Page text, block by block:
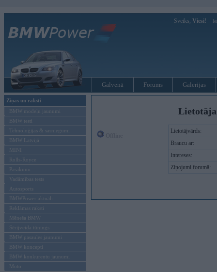
Sveiks, Viesi!
Galvenā Forums Galerijas
Ziņas un raksti
BMW modeļu jaunumi
BMW testi
Tehnoloģijas & sasniegumi
BMW Latvijā
MINI
Rolls-Royce
Pasākumi
Vadāmības tests
Autosports
BMWPower aktuāli
Reklāmas raksti
Mēneša BMW
Sērijveida tūnings
BMW pasaules jaunumi
BMW koncepti
BMW konkurentu jaunumi
Moto
Lietotājvārds:
Braucu ar:
Intereses:
Ziņojumi forumā: